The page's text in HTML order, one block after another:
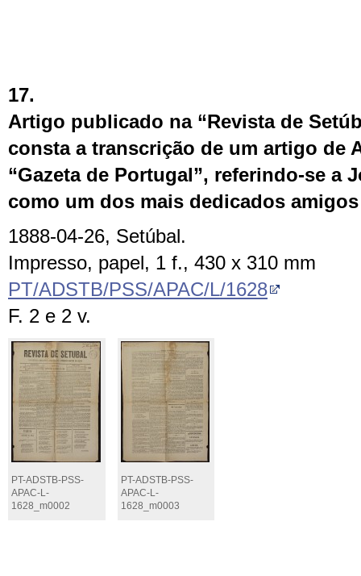
17.
Artigo publicado na “Revista de
consta a transcrição de um artigo de
“Gazeta de Portugal”, referindo-se a
como um dos mais dedicados
1888-04-26, Setúbal.
Impresso, papel, 1 f., 430 x 310 mm
PT/ADSTB/PSS/APAC/L/1628
F. 2 e 2 v.
PT-ADSTB-PSS-
APAC-L-
1628_m0002
PT-ADSTB-PSS-
APAC-L-
1628_m0003